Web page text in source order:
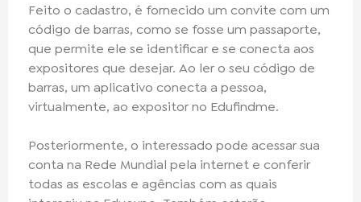
Feito o cadastro, é fornecido um convite com um
código de barras, como se fosse um passaporte,
que permite ele se identificar e se conecta aos
expositores que desejar. Ao ler o seu código de
barras, um aplicativo conecta a pessoa,
virtualmente, ao expositor no Edufindme.
Posteriormente, o interessado pode acessar sua
conta na Rede Mundial pela internet e conferir
todas as escolas e agências com as quais